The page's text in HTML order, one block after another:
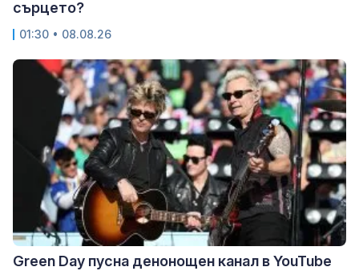
сърцето?
01:30 • 08.08.26
Green Day пусна денонощен канал в YouTube